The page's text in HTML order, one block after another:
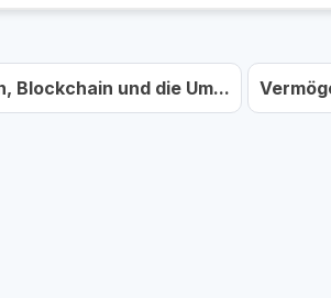
Blockchain und die Um...